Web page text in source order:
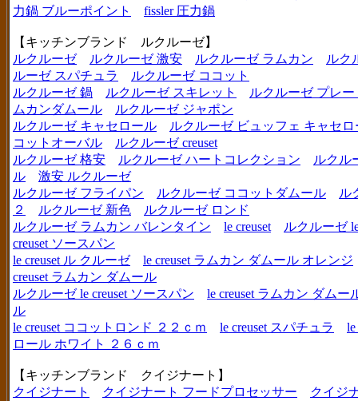
力鍋 ブルーポイント
fissler 圧力鍋
【キッチンブランド ルクルーゼ】
ルクルーゼ
ルクルーゼ 激安 ルクルーゼ ラムカン
ルク
ルーゼ スパチュラ
ルクルーゼ ココット
ルクルーゼ 鍋
ルクルーゼ スキレット
ルクルーゼ プレ
ムカンダムール
ルクルーゼ ジャポン
ルクルーゼ キャセロール
ルクルーゼ ビュッフェ キャセロ
コットオーバル
ルクルーゼ creuset
ルクルーゼ 格安
ルクルーゼ ハートコレクション
ルクル
ル
激安 ルクルーゼ
ルクルーゼ フライパン
ルクルーゼ ココットダムール
ル
２
ルクルーゼ 新色
ルクルーゼ ロンド
ルクルーゼ ラムカン バレンタイン
le creuset
ルクルーゼ
creuset ソースパン
le creuset ル クルーゼ
le creuset ラムカン ダムール オレンジ
creuset ラムカン ダムール
ルクルーゼ le creuset ソースパン
le creuset ラムカン ダム
ル
le creuset ココットロンド ２２ｃｍ
le creuset スパチュラ
le
ロール ホワイト ２６ｃｍ
【キッチンブランド クイジナート】
クイジナート
クイジナート フードプロセッサー
クイジ